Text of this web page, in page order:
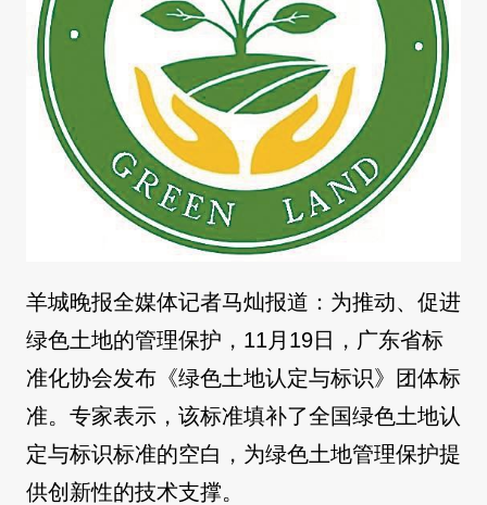
羊城晚报全媒体记者马灿报道：为推动、促进
绿色土地的管理保护，11月19日，广东省标
准化协会发布《绿色土地认定与标识》团体标
准。专家表示，该标准填补了全国绿色土地认
定与标识标准的空白，为绿色土地管理保护提
供创新性的技术支撑。